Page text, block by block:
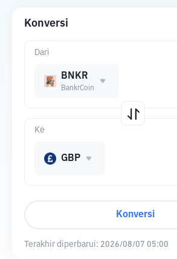
Konversi
Dari
BNKR
BankrCoin
Ke
GBP
Konversi
Terakhir diperbarui: 2026/08/07 05:00